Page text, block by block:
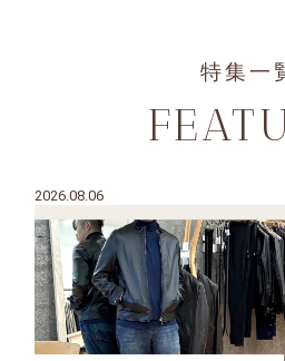
特集一
2026.08.06